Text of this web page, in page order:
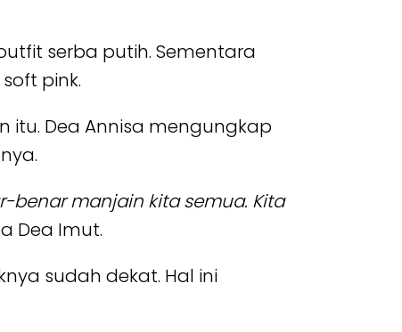
serba putih. Sementara
pink.
Dea Annisa mengungkap
benar manjain kita semua. Kita
Dea Imut.
sudah dekat. Hal ini